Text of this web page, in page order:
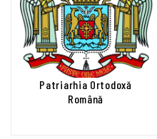
Patriarhia Ortodoxă
Română